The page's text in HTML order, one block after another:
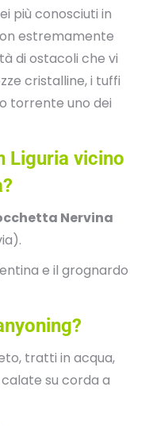
più conosciuti in
estremamente
di ostacoli che vi
cristalline, i tuffi
torrente uno dei
Liguria vicino
Nervina
e il grognardo
tratti in acqua,
su corda a